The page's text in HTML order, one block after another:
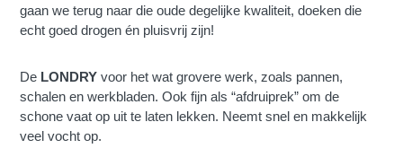
gaan we terug naar die oude degelijke kwaliteit, doeken die
echt goed drogen én pluisvrij zijn!
De LONDRY voor het wat grovere werk, zoals pannen,
schalen en werkbladen. Ook fijn als “afdruiprek” om de
schone vaat op uit te laten lekken. Neemt snel en makkelijk
veel vocht op.